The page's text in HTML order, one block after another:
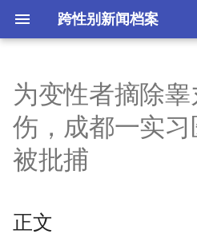
跨性别新闻档案
n
正文
摘要与附加信息
为变性者摘除
伤，成都一实
被批捕
正文